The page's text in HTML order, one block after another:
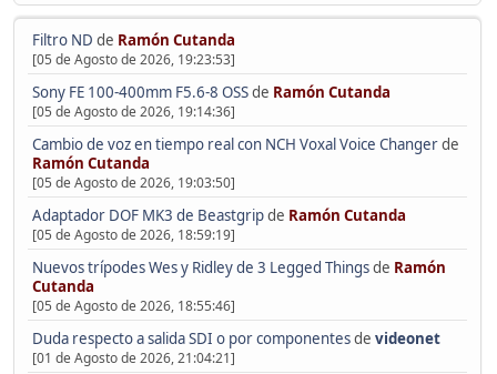
Filtro ND de Ramón Cutanda
[05 de Agosto de 2026, 19:23:53]
Sony FE 100-400mm F5.6-8 OSSde Ramón Cutanda
[05 de Agosto de 2026, 19:14:36]
Cambio de voz en tiempo real con NCH Voxal Voice Changerde
Ramón Cutanda
[05 de Agosto de 2026, 19:03:50]
Adaptador DOF MK3 de Beastgripde Ramón Cutanda
[05 de Agosto de 2026, 18:59:19]
Nuevos trípodes Wes y Ridley de 3 Legged Thingsde Ramón
Cutanda
[05 de Agosto de 2026, 18:55:46]
Duda respecto a salida SDI o por componentesde videonet
[01 de Agosto de 2026, 21:04:21]